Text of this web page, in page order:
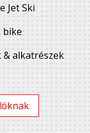
Jet Ski
bike
alkatrészek